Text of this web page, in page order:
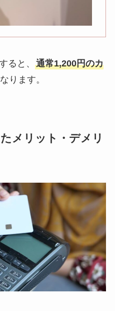
ると、
通常1,200円のカ
ります。
メリット・デメリ